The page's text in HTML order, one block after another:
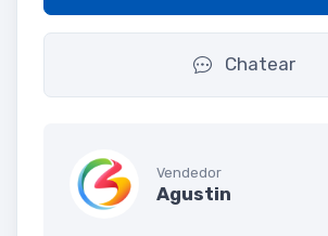
Chatear
Vendedor
Agustin